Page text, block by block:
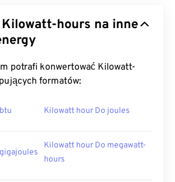
hours na inne
potrafi konwertować Kilowatt-
formatów:
Kilowatt hour Do joules
Kilowatt hour Do megawatt-
hours